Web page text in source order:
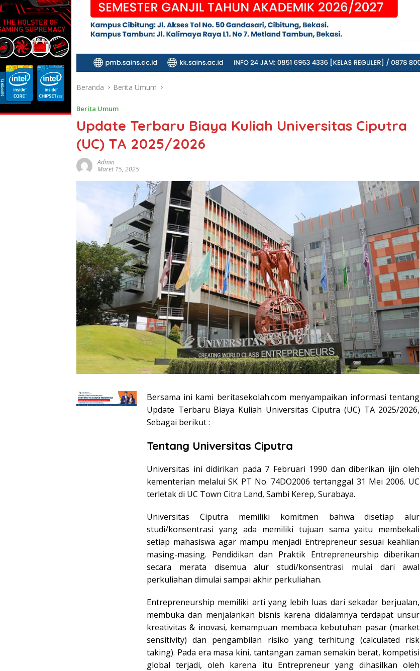
Beranda Berita Umum
Berita Umum
Update Terbaru Biaya Kuliah Universitas Ciputra
(UC) TA 2025/2026
Admin
Maret 15, 2025
Bersama ini kami beritasekolah.com menyampaikan informasi tentang
Update Terbaru Biaya Kuliah Universitas Ciputra (UC) TA 2025/2026,
Sebagai berikut :
Tentang Universitas Ciputra
Universitas ini didirikan pada 7 Februari 1990 dan diberikan ijin oleh
kementerian melalui SK PT No. 74DO2006 tertanggal 31 Mei 2006. UC
terletak di UC Town Citra Land, Sambi Kerep, Surabaya.
Universitas Ciputra memiliki komitmen bahwa disetiap alur
studi/konsentrasi yang ada memiliki tujuan sama yaitu membekali
setiap mahasiswa agar mampu menjadi Entrepreneur sesuai keahlian
masing-masing. Pendidikan dan Praktik Entrepreneurship diberikan
secara merata disemua alur studi/konsentrasi mulai dari awal
perkuliahan dimulai sampai akhir perkuliahan.
Entrepreneurship memiliki arti yang lebih luas dari sekadar berjualan,
membuka dan menjalankan bisnis karena didalamnya terdapat unsur
kreativitas & inovasi, kemampuan membaca kebutuhan pasar (market
sensitivity) dan pengambilan risiko yang terhitung (calculated risk
taking). Pada era masa kini, tantangan zaman semakin berat, kompetisi
global terjadi, oleh karena itu Entrepreneur yang dihasilkan oleh